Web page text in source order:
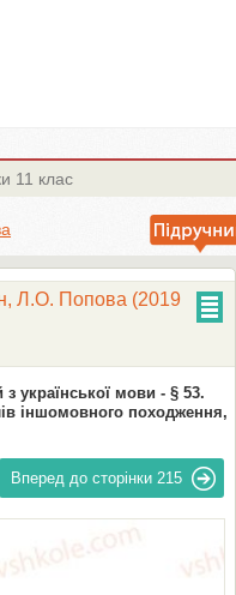
11 клас
Л.О. Попова (2019
з української мови - § 53.
іншомовного походження,
Вперед до сторінки 215